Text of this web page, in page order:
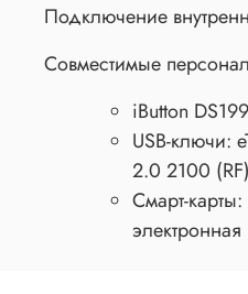
Подключение
Совместимые
iButton
USB-ключи:
2.0 2100
Смарт-